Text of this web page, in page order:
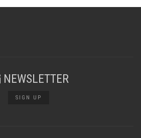
NEWSLETTER
SIGN UP